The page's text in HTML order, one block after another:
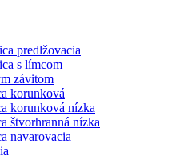
predlžovacia
s límcom
závitom
korunková
korunková nízka
štvorhranná nízka
navarovacia